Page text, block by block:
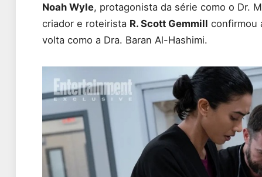
Noah Wyle, protagonista da série como o Dr.
criador e roteirista R. Scott Gemmill confirmou
volta como a Dra. Baran Al-Hashimi.